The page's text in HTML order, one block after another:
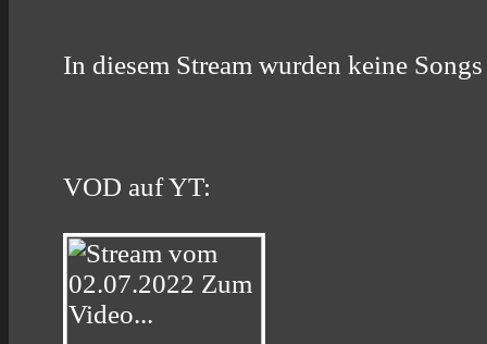
In diesem Stream wurden keine
VOD auf YT: